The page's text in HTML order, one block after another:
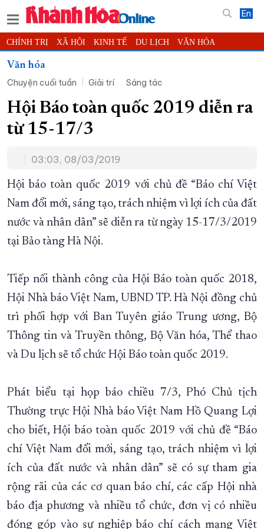
En
CHÍNH TRỊ XÃ HỘI KINH TẾ DU LỊCH VĂN HÓA
THỂ THAO
KHOA HỌC - CÔNG NGHỆ PHÁP LUẬT
THẾ GIỚI MULTIMEDIA VIDEO ĐỌC BÁO ONLINE
PODCAST THÔNG TIN - QUẢNG CÁO
TRƯỜNG SA BIỂN ĐẢO QUÊ HƯƠNG
CHUNG TAY CẢI CÁCH HÀNH CHÍNH
XÂY DỰNG NÔNG THÔN MỚI LỊCH CẮT ĐIỆN
TÀU - XE - MÁY BAY
KỶ NIỆM 370 NĂM XÂY DỰNG VÀ PHÁT TRIỂN TỈNH KHÁNH HÒA
XÂY DỰNG KHÁNH HÒA TRỞ THÀNH THÀNH PHỐ TRỰC THUỘC
ĐẠI HỘI ĐẢNG CÁC CẤP TRANG CHỦ VỀ BÁO KHÁNH HÒA
Văn hóa
Chuyện cuối tuần
Giải trí Sáng tác
Hội Báo toàn quốc 2019 diễn ra
từ 15-17/3
03:03, 08/03/2019
Hội báo toàn quốc 2019 với chủ đề “Báo chí Việt
Nam đổi mới, sáng tạo, trách nhiệm vì lợi ích của đất
nước và nhân dân” sẽ diễn ra từ ngày 15-17/3/2019
tại Bảo tàng Hà Nội.
Tiếp nối thành công của Hội Báo toàn quốc 2018,
Hội Nhà báo Việt Nam, UBND TP. Hà Nội đồng chủ
trì phối hợp với Ban Tuyên giáo Trung ương, Bộ
Thông tin và Truyền thông, Bộ Văn hóa, Thể thao
và Du lịch sẽ tổ chức Hội Báo toàn quốc 2019.
Phát biểu tại họp báo chiều 7/3, Phó Chủ tịch
Thường trực Hội Nhà báo Việt Nam Hồ Quang Lợi
cho biết, Hội báo toàn quốc 2019 với chủ đề “Báo
chí Việt Nam đổi mới, sáng tạo, trách nhiệm vì lợi
ích của đất nước và nhân dân” sẽ có sự tham gia
rộng rãi của các cơ quan báo chí, các cấp Hội nhà
báo địa phương và nhiều tổ chức, đơn vị có nhiều
đóng góp vào sự nghiệp báo chí cách mạng Việt